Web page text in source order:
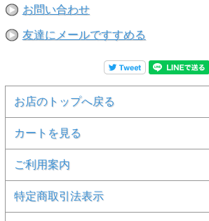
お問い合わせ
友達にメールですすめる
お店のトップへ戻る
カートを見る
ご利用案内
特定商取引法表示